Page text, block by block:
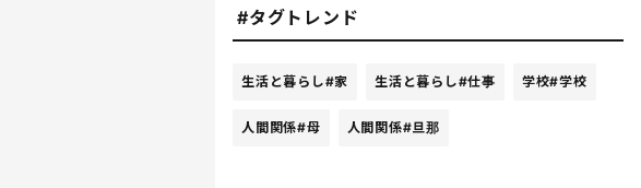
#タグトレンド
生活と暮らし#家 生活と暮らし#仕事 学校#学校
人間関係#母 人間関係#旦那